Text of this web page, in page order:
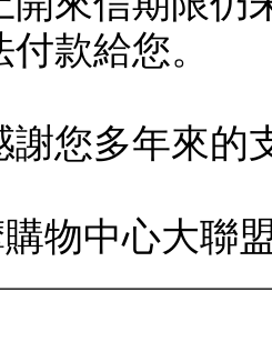
款給您。
謝您多年來的
購物中心大